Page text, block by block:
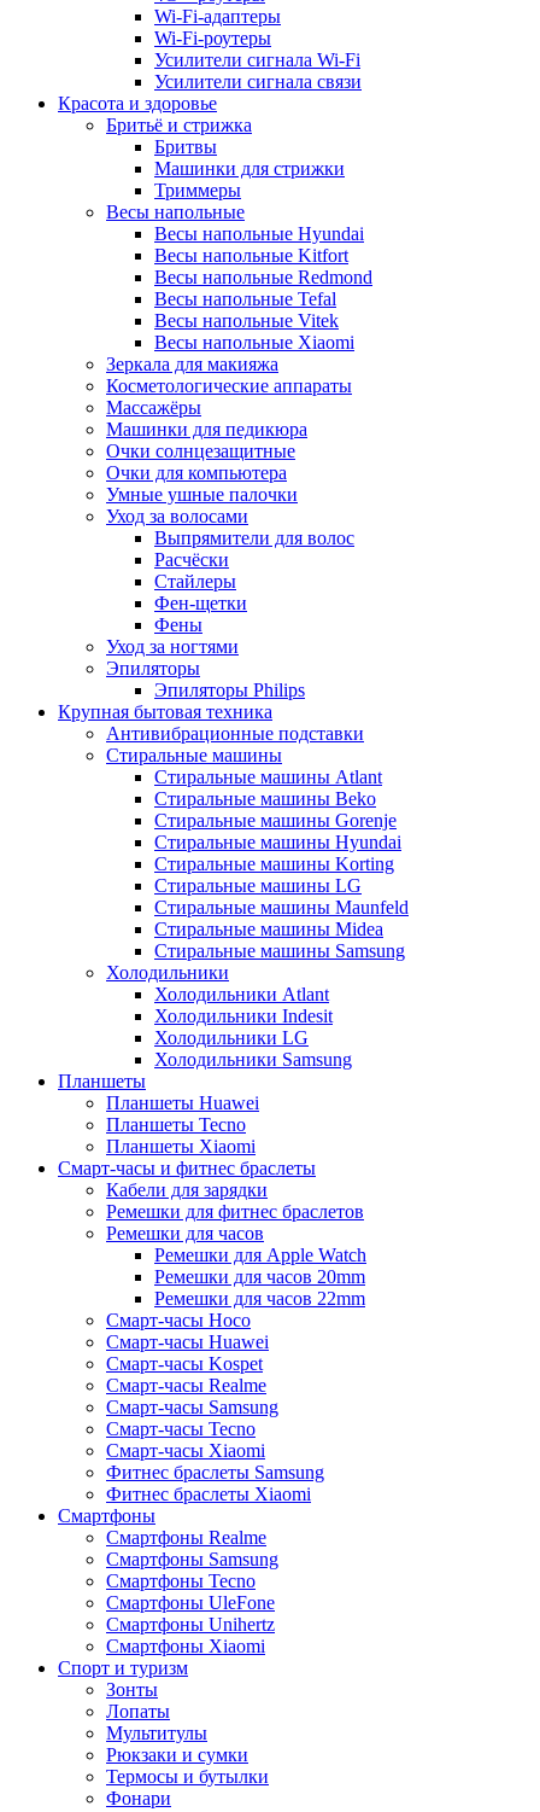
Wi-Fi-адаптеры
Wi-Fi-роутеры
Усилители сигнала Wi-Fi
Усилители сигнала связи
Красота и здоровье
Бритьё и стрижка
Бритвы
Машинки для стрижки
Триммеры
Весы напольные
Весы напольные Hyundai
Весы напольные Kitfort
Весы напольные Redmond
Весы напольные Tefal
Весы напольные Vitek
Весы напольные Xiaomi
Зеркала для макияжа
Косметологические аппараты
Массажёры
Машинки для педикюра
Очки cолнцезащитные
Очки для компьютера
Умные ушные палочки
Уход за волосами
Выпрямители для волос
Расчёски
Стайлеры
Фен-щетки
Фены
Уход за ногтями
Эпиляторы
Эпиляторы Philips
Крупная бытовая техника
Антивибрационные подставки
Стиральные машины
Стиральные машины Atlant
Стиральные машины Beko
Стиральные машины Gorenje
Стиральные машины Hyundai
Стиральные машины Korting
Стиральные машины LG
Стиральные машины Maunfeld
Стиральные машины Midea
Стиральные машины Samsung
Холодильники
Холодильники Atlant
Холодильники Indesit
Холодильники LG
Холодильники Samsung
Планшеты
Планшеты Huawei
Планшеты Tecno
Планшеты Xiaomi
Смарт-часы и фитнес браслеты
Кабели для зарядки
Ремешки для фитнес браслетов
Ремешки для часов
Ремешки для Apple Watch
Ремешки для часов 20mm
Ремешки для часов 22mm
Смарт-часы Hoco
Смарт-часы Huawei
Смарт-часы Kospet
Смарт-часы Realme
Смарт-часы Samsung
Смарт-часы Tecno
Смарт-часы Xiaomi
Фитнес браслеты Samsung
Фитнес браслеты Xiaomi
Смартфоны
Смартфоны Realme
Смартфоны Samsung
Смартфоны Tecno
Смартфоны UleFone
Смартфоны Unihertz
Смартфоны Xiaomi
Спорт и туризм
Зонты
Лопаты
Мультитулы
Рюкзаки и сумки
Термосы и бутылки
Фонари